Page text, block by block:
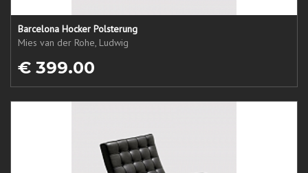
Barcelona Hocker Polsterung
Mies van der Rohe, Ludwig
€ 399.00